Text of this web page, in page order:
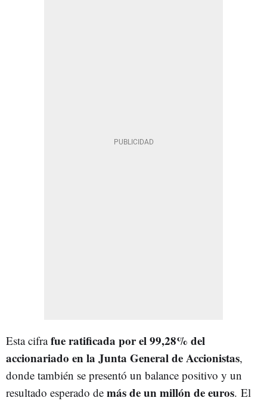
Esta cifrafue ratificada por el 99,28% del
accionariado en la Junta General de Accionistas,
donde también se presentó un balance positivo y un
resultado esperado de más de un millón de euros. El